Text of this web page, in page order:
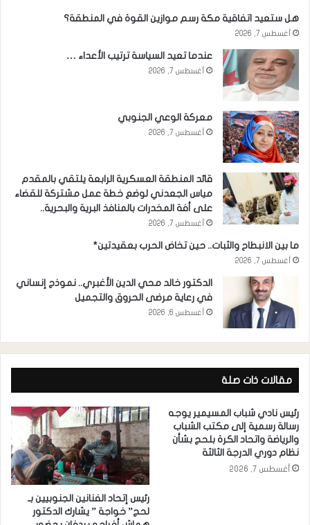
هل ستعيد اتفاقية مكة رسم موازين القوة في المنطقة؟
أغسطس 7, 2026
عندما تعيد السياسة ترتيب الأعداء …
أغسطس 7, 2026
معركة الوعي الجنوبي
أغسطس 7, 2026
قائد المنطقة العسكرية الرابعة يلتقي بالمقدم
مياس الجعدني لوضع خطة عمل مشتركة للقضاء
على أفة المخدرات بالمنافذ البرية والبحرية..
أغسطس 7, 2026
ما بين الانبطاح والثبات.. حين تخاض الحرب بعقيدتين*
أغسطس 7, 2026
الدكتور خالد محي الدين الأغبري.. نموذج إنساني
في رعاية مرضى الحروق والتجميل
أغسطس 6, 2026
مقالات ذات صلة
رئيس نادي شباب المسيمير يوجه
رسالة رسمية إلى مكتب الشباب
والرياضة واتحاد الكرة بلحج بشأن
نظام دوري الدرجة الثالثة
أغسطس 7, 2026
رئيس إتحاد الفنانين الجنوبيين بـ
لحج” خواجة ” يشارك الدكتور